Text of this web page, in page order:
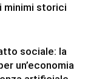
minimi storici
sociale: la
un’economia